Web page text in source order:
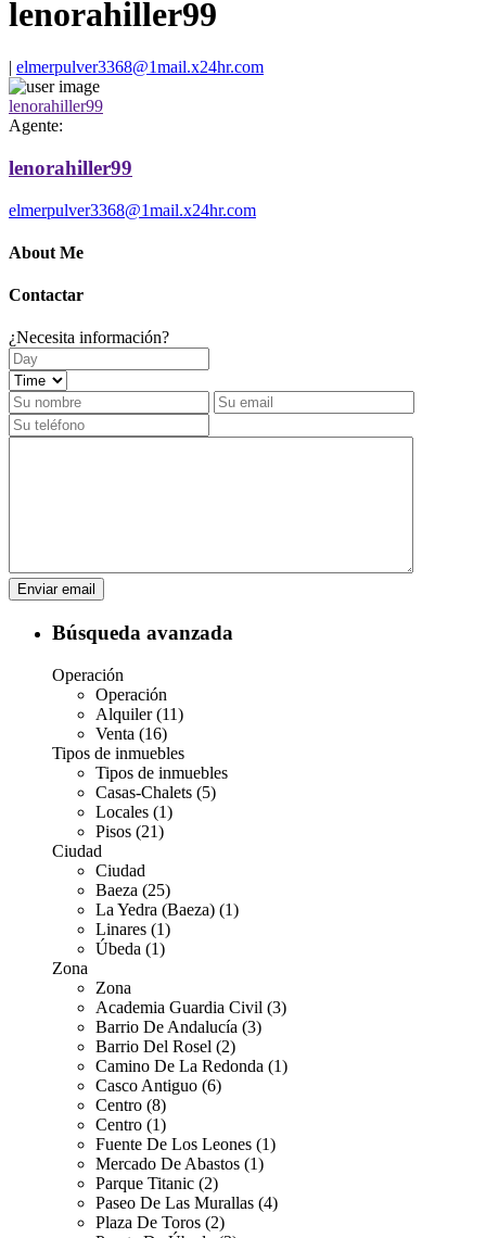
lenorahiller99
| elmerpulver3368@1mail.x24hr.com
lenorahiller99
Agente:
lenorahiller99
elmerpulver3368@1mail.x24hr.com
About Me
Contactar
¿Necesita información?
Búsqueda avanzada
Operación
Operación
Alquiler (11)
Venta (16)
Tipos de inmuebles
Tipos de inmuebles
Casas-Chalets (5)
Locales (1)
Pisos (21)
Ciudad
Ciudad
Baeza (25)
La Yedra (Baeza) (1)
Linares (1)
Úbeda (1)
Zona
Zona
Academia Guardia Civil (3)
Barrio De Andalucía (3)
Barrio Del Rosel (2)
Camino De La Redonda (1)
Casco Antiguo (6)
Centro (8)
Centro (1)
Fuente De Los Leones (1)
Mercado De Abastos (1)
Parque Titanic (2)
Paseo De Las Murallas (4)
Plaza De Toros (2)